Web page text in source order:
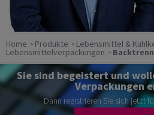
Home Produkte Lebensmittel &
Lebensmittelverpackungen
Sie sind begeistert und
Verpackungen
Dann registrieren Sie sich jetzt